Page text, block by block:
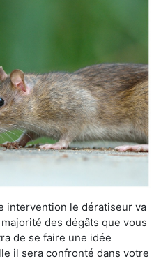
intervention le dératiseur va
des dégâts que vous
de se faire une idée
il sera confronté dans votre